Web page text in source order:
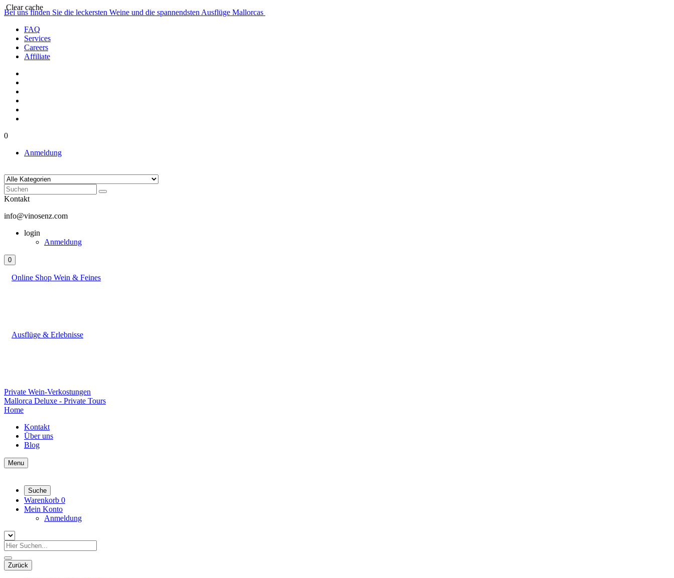
Bei uns finden Sie die leckersten Weine und die spannendsten Ausflüge Mallorcas
FAQ
Services
Careers
Affiliate
0
Anmeldung
Kontakt
info@vinosenz.com
login
Anmeldung
0
Online Shop Wein & Feines
Ausflüge & Erlebnisse
Private Wein-Verkostungen
Mallorca Deluxe - Private Tours
Home
Kontakt
Über uns
Blog
Menu
Suche
Warenkorb 0
Mein Konto
Anmeldung
Zurück
Clear cache